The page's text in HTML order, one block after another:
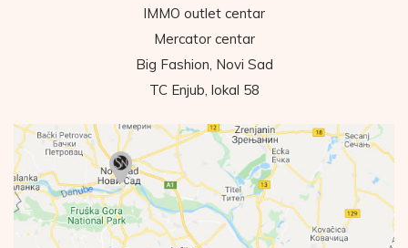
IMMO outlet centar
Mercator centar
Big Fashion, Novi Sad
TC Enjub, lokal 58